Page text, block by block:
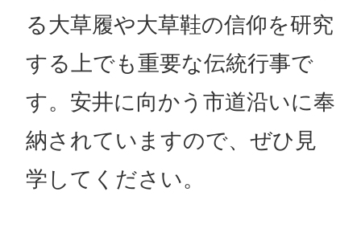
る大草履や大草鞋の信仰を研究
する上でも重要な伝統行事で
す。安井に向かう市道沿いに奉
納されていますので、ぜひ見
学してください。